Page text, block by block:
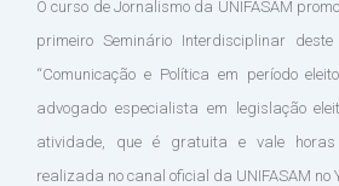
O curso de Jornalismo da UNIFASAM
primeiro Seminário Interdisciplinar
“Comunicação e Política em período
advogado especialista em legislação
atividade, que é gratuita e vale horas
realizada no canal oficial da UNIFASAM no